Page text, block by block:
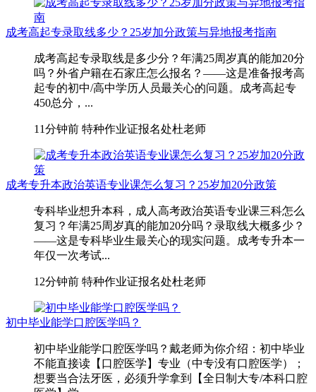
成考高起专录取线多少？25岁加分政策与异地报考指南
成考高起专录取线是多少分？年满25周岁真的能加20分
吗？外省户籍在石家庄怎么报名？——这是准备报考高
起专的初中/高中学历人员最关心的问题。成考高起专
450总分，...
11分钟前 特种作业证报名处杜老师
成考专升本政治英语专业课怎么复习？25岁加20分政策
专科毕业想升本科，成人高考政治英语专业课三科怎么
复习？年满25周岁真的能加20分吗？录取线大概多少？
——这是专科毕业生最关心的现实问题。成考专升本一
年仅一次考试...
12分钟前 特种作业证报名处杜老师
初中毕业能学口腔医学吗？
初中毕业能学口腔医学吗？戴老师为你介绍：初中毕业
不能直接读【口腔医学】专业（中专没有口腔医学）；
想要当合法牙医，必须升学拿到【全日制大专/本科口腔